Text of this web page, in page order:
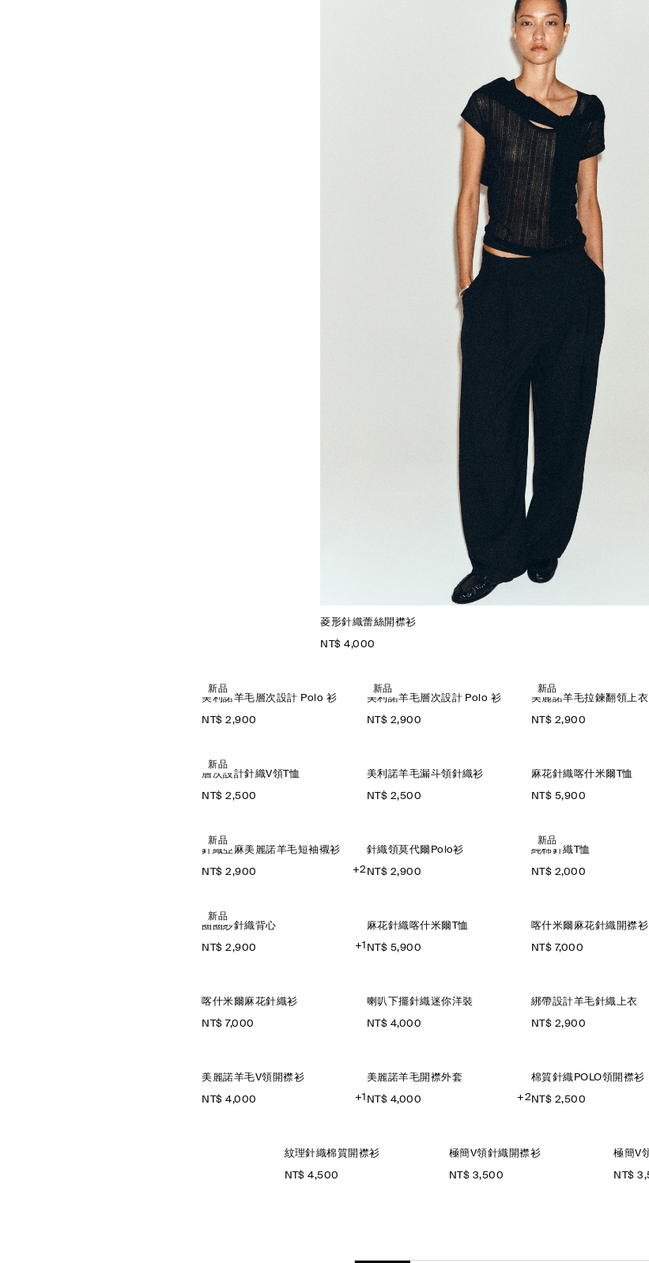
菱形針織蕾絲開襟衫
NT$ 4,000
新品
美利諾羊毛層次設計 Polo 衫
NT$ 2,900
新品
美利諾羊毛層次設計 Polo 衫
NT$ 2,900
新品
美麗諾羊毛拉鍊翻領上衣
NT$ 2,900
新品
層次設計針織V領T恤
NT$ 2,500
美利諾羊毛漏斗領針織衫
NT$ 2,500
麻花針織喀什米爾T恤
NT$ 5,900
新品
針織亞麻美麗諾羊毛短袖襯衫
NT$ 2,900 +2
針織領莫代爾Polo衫
NT$ 2,900
新品
純棉針織T恤
NT$ 2,000
新品
圈圈紗針織背心
NT$ 2,900 +1
麻花針織喀什米爾T恤
NT$ 5,900
喀什米爾麻花針織開襟衫
NT$ 7,000
喀什米爾麻花針織衫
NT$ 7,000
喇叭下擺針織迷你洋裝
NT$ 4,000
綁帶設計羊毛針織上衣
NT$ 2,900
美麗諾羊毛V領開襟衫
NT$ 4,000 +1
美麗諾羊毛開襟外套
NT$ 4,000 +2
棉質針織POLO領開襟衫
NT$ 2,500
紋理針織棉質開襟衫
NT$ 4,500
極簡V領針織開襟衫
NT$ 3,500
極簡V
NT$